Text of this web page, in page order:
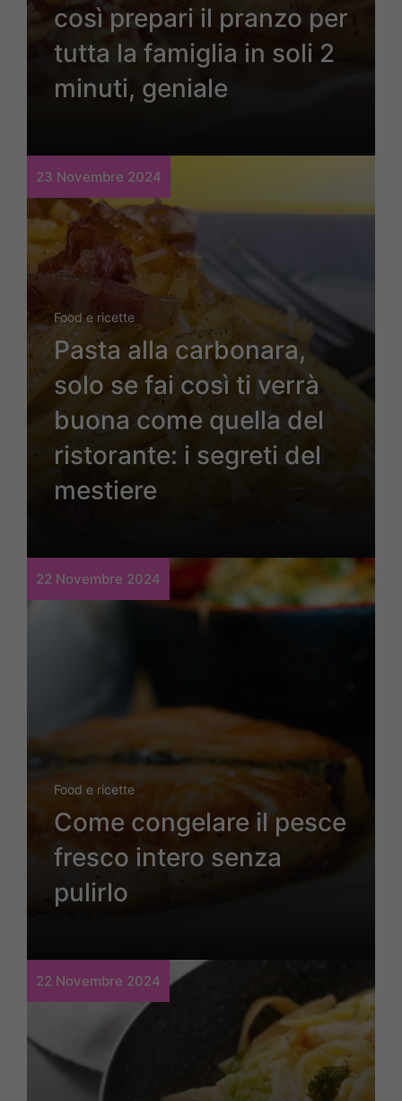
così prepari il pranzo per
tutta la famiglia in soli 2
minuti, geniale
23 Novembre 2024
Food e ricette
Pasta alla carbonara,
solo se fai così ti verrà
buona come quella del
ristorante: i segreti del
mestiere
22 Novembre 2024
Food e ricette
Come congelare il pesce
fresco intero senza
pulirlo
22 Novembre 2024